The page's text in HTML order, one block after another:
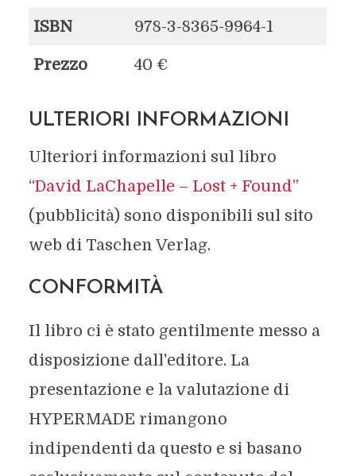
ISBN 978-3-8365-9964-1
Prezzo 40 €
ULTERIORI INFORMAZIONI
Ulteriori informazioni sul libro
“David LaChapelle – Lost + Found”
(pubblicità) sono disponibili sul sito
web di Taschen Verlag.
CONFORMITÀ
Il libro ci è stato gentilmente messo a
disposizione dall'editore. La
presentazione e la valutazione di
HYPERMADE rimangono
indipendenti da questo e si basano